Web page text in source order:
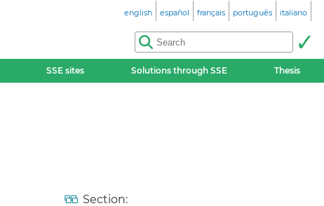
english español français português italiano
SSE sites Solutions through SSE Thesis
Section: